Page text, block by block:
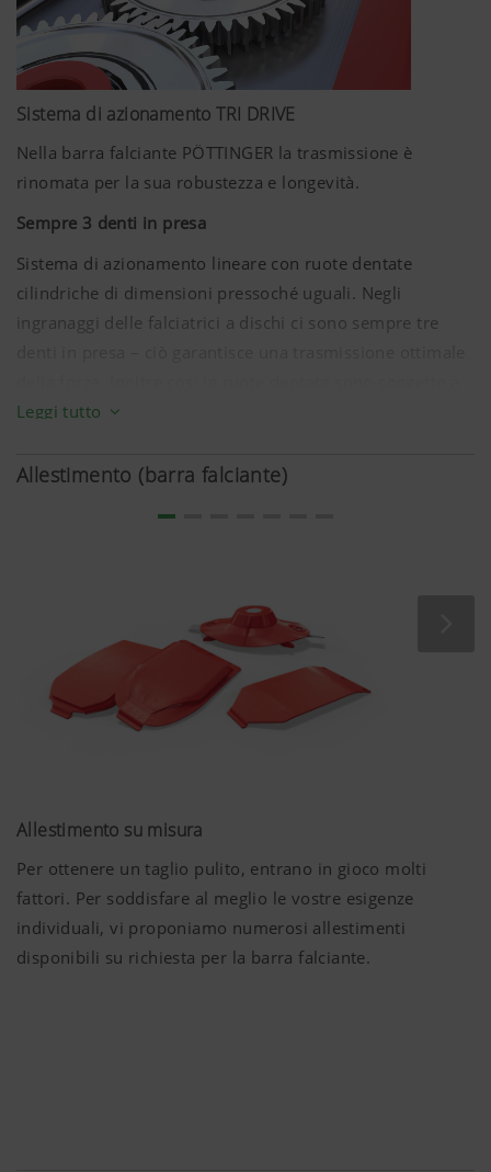
Sistema di azionamento TRI DRIVE
Nella barra falciante PÖTTINGER la trasmissione è
rinomata per la sua robustezza e longevità.
Sempre 3 denti in presa
Sistema di azionamento lineare con ruote dentate
cilindriche di dimensioni pressoché uguali. Negli
ingranaggi delle falciatrici a dischi ci sono sempre tre
minori sollecitazioni, per esempio in caso di collisione
La particolare levigazione della superficie delle ruote
dentate contribuisce ad una corsa regolare nel bagno
Spessore delle ruote dentate di17,5 mm
Leggi tutto
Allestimento (barra falciante)
Allestimento su misura
Per ottenere un taglio pulito, entrano in gioco molti
fattori. Per soddisfare al meglio le vostre esigenze
individuali, vi proponiamo numerosi allestimenti
disponibili su richiesta per la barra falciante.